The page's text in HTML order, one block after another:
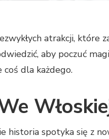
atrakcji, które
aby poczuć
dla każdego.
spotyka się z